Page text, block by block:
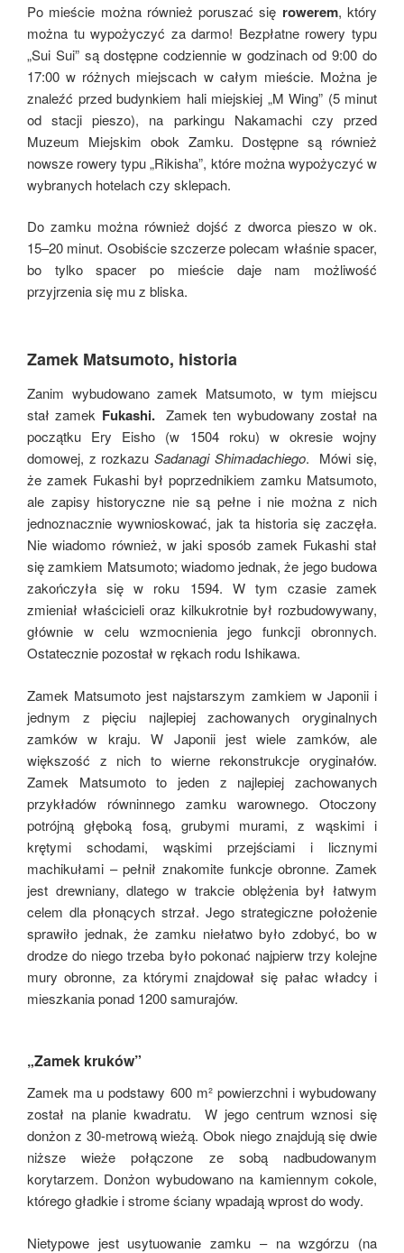
Po mieście można również poruszać się rowerem, który
można tu wypożyczyć za darmo! Bezpłatne rowery typu
„Sui Sui” są dostępne codziennie w godzinach od 9:00 do
17:00 w różnych miejscach w całym mieście. Można je
znaleźć przed budynkiem hali miejskiej „M Wing” (5 minut
od stacji pieszo), na parkingu Nakamachi czy przed
Muzeum Miejskim obok Zamku. Dostępne są również
nowsze rowery typu „Rikisha”, które można wypożyczyć w
wybranych hotelach czy sklepach.
Do zamku można również dojść z dworca pieszo w ok.
15–20 minut. Osobiście szczerze polecam właśnie spacer,
bo tylko spacer po mieście daje nam możliwość
przyjrzenia się mu z bliska.
Zamek Matsumoto, historia
Zanim wybudowano zamek Matsumoto, w tym miejscu
stał zamek Fukashi. Zamek ten wybudowany został na
początku Ery Eisho (w 1504 roku) w okresie wojny
domowej, z rozkazuSadanagi Shimadachiego. Mówi się,
że zamek Fukashi był poprzednikiem zamku Matsumoto,
ale zapisy historyczne nie są pełne i nie można z nich
jednoznacznie wywnioskować, jak ta historia się zaczęła.
Nie wiadomo również, w jaki sposób zamek Fukashi stał
się zamkiem Matsumoto; wiadomo jednak, że jego budowa
zakończyła się w roku 1594. W tym czasie zamek
zmieniał właścicieli oraz kilkukrotnie był rozbudowywany,
głównie w celu wzmocnienia jego funkcji obronnych.
Ostatecznie pozostał w rękach rodu Ishikawa.
Zamek Matsumoto jest najstarszym zamkiem w Japonii i
jednym z pięciu najlepiej zachowanych oryginalnych
zamków w kraju. W Japonii jest wiele zamków, ale
większość z nich to wierne rekonstrukcje oryginałów.
Zamek Matsumoto to jeden z najlepiej zachowanych
przykładów równinnego zamku warownego. Otoczony
potrójną głęboką fosą, grubymi murami, z wąskimi i
krętymi schodami, wąskimi przejściami i licznymi
machikułami – pełnił znakomite funkcje obronne. Zamek
jest drewniany, dlatego w trakcie oblężenia był łatwym
celem dla płonących strzał. Jego strategiczne położenie
sprawiło jednak, że zamku niełatwo było zdobyć, bo w
drodze do niego trzeba było pokonać najpierw trzy kolejne
mury obronne, za którymi znajdował się pałac władcy i
mieszkania ponad 1200 samurajów.
„Zamek kruków”
Zamek ma u podstawy 600 m² powierzchni i wybudowany
został na planie kwadratu. W jego centrum wznosi się
donżon z 30-metrową wieżą. Obok niego znajdują się dwie
niższe wieże połączone ze sobą nadbudowanym
korytarzem. Donżon wybudowano na kamiennym cokole,
którego gładkie i strome ściany wpadają wprost do wody.
Nietypowe jest usytuowanie zamku – na wzgórzu (na